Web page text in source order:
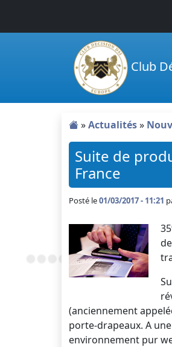
Club
»Actualités»
Suite de
France
Posté le01/03/2017 - 11:21
(anciennement
porte-drapeaux. A
environnement pur